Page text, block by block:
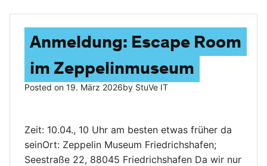
Anmeldung: Escape Room
im Zeppelinmuseum
Posted on 19. März 2026by StuVe IT
Zeit: 10.04., 10 Uhr am besten etwas früher da
seinOrt: Zeppelin Museum Friedrichshafen;
Seestraße 22, 88045 Friedrichshafen Da wir nur